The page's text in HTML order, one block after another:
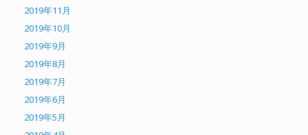
2019年11月
2019年10月
2019年9月
2019年8月
2019年7月
2019年6月
2019年5月